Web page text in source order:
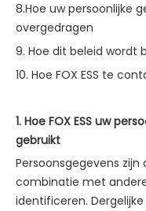
8.Hoe uw persoonlijke
overgedragen
9. Hoe dit beleid wordt
10. Hoe FOX ESS te
1. Hoe FOX ESS uw
gebruikt
Persoonsgegevens
combinatie met
identificeren.